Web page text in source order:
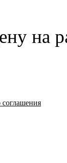
на
соглашения